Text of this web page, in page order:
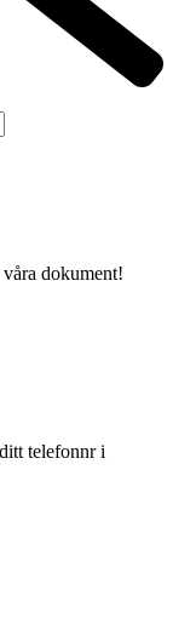
dokument!
telefonnr i